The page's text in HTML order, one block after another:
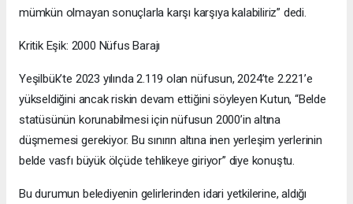
mümkün olmayan sonuçlarla karşı karşıya kalabiliriz” dedi.
Kritik Eşik: 2000 Nüfus Barajı
Yeşilbük’te 2023 yılında 2.119 olan nüfusun, 2024’te 2.221’e
yükseldiğini ancak riskin devam ettiğini söyleyen Kutun, “Belde
statüsünün korunabilmesi için nüfusun 2000’in altına
düşmemesi gerekiyor. Bu sınırın altına inen yerleşim yerlerinin
belde vasfı büyük ölçüde tehlikeye giriyor” diye konuştu.
Bu durumun belediyenin gelirlerinden idari yetkilerine, aldığı